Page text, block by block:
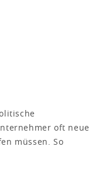
oft neue
müssen. So